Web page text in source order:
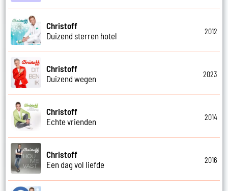
Christoff
Duizend sterren hotel
2012
Christoff
Duizend wegen
2023
Christoff
Echte vrienden
2014
Christoff
Een dag vol liefde
2016